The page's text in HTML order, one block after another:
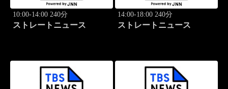
10:00-14:00 240分
ストレートニュース
14:00-18:00 240分
ストレートニュース